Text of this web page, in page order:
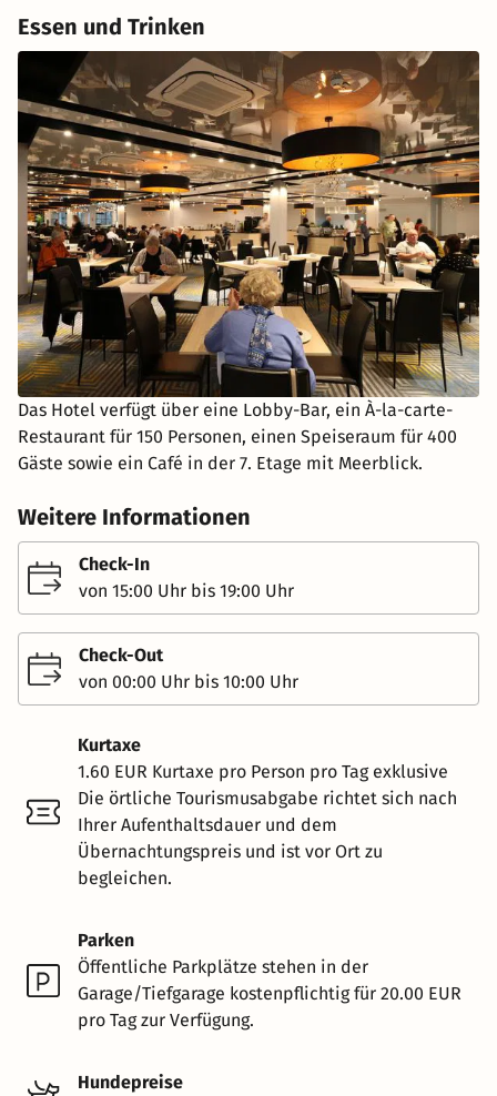
Essen und Trinken
Das Hotel verfügt über eine Lobby-Bar, ein À-la-carte-
Restaurant für 150 Personen, einen Speiseraum für 400
Gäste sowie ein Café in der 7. Etage mit Meerblick.
Weitere Informationen
Check-In
von 15:00 Uhr bis 19:00 Uhr
Check-Out
von 00:00 Uhr bis 10:00 Uhr
Kurtaxe
1.60 EUR Kurtaxe pro Person pro Tag exklusive
Die örtliche Tourismusabgabe richtet sich nach
Ihrer Aufenthaltsdauer und dem
Übernachtungspreis und ist vor Ort zu
begleichen.
Parken
Öffentliche Parkplätze stehen in der
Garage/Tiefgarage kostenpflichtig für 20.00 EUR
pro Tag zur Verfügung.
Hundepreise